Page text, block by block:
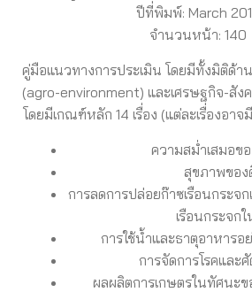
ปีที่พิมพ์: March
จำนวนหน้า: 140
คู่มือแนวทางการประเมิน โดยมีทั้งมิติด้า
(agro-environment) และเศรษฐกิจ-สั
โดยมีเกณฑ์หลัก 14 เรื่อง (แต่ละเรื่องอา
ความสม่ำเสมอข
สุขภาพขอ
การลดการปล่อยก๊าซเรือนกระจ
เรือนกระจก
การใช้น้ำและธาตุอาหาร
การจัดการโรคและ
ผลผลิตการเกษตรในทัศนะ